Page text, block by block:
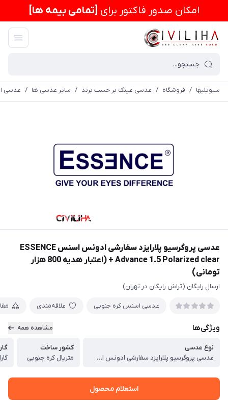
امكان صدور فاکتور برای [تمامی بیمه ها]
سیویلیها / فروشگاه / عدسی عینک بر حسب برند / سایر عدسی ها / عدسی
عدسی پروگرسیو پلارایزد سفارشی ادونس اسنس ESSENCE
Advance 1.5 Polarized clear + (اعتبار هدیه 800 هزار
تومانی)
ارسال رایگان (تراش رایگان در تهران)
عدسی اسنس کره جنوبی علاقه‌مندی
ویژگی‌ها مشاهده همه
نوع عدسی
عدسی پروگرسیو پلارایزد سفارشی ادونس اسنس ESSENCE Advance 1.5 Polarized clear
کشور ساخت
متریال کره جنوبی
استعلام محصول